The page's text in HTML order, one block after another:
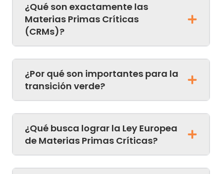
¿Qué son exactamente las
Materias Primas Críticas
(CRMs)?
¿Por qué son importantes para la
transición verde?
¿Qué busca lograr la Ley Europea
de Materias Primas Críticas?